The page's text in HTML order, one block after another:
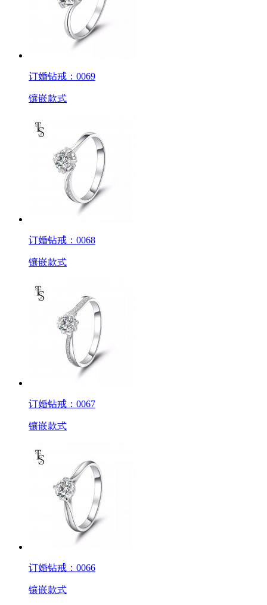
订婚钻戒：0069
镶嵌款式
订婚钻戒：0068
镶嵌款式
订婚钻戒：0067
镶嵌款式
订婚钻戒：0066
镶嵌款式